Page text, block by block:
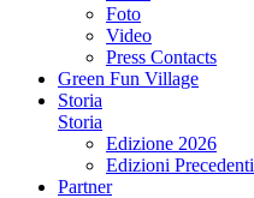
Foto
Video
Press Contacts
Green Fun Village
Storia
Storia
Edizione 2026
Edizioni Precedenti
Partner